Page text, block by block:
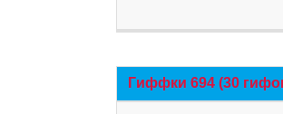
Гиффки 694 (30